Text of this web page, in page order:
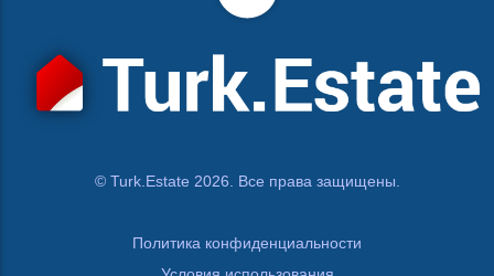
© Turk.Estate 2026. Все права защищены.
Политика конфиденциальности